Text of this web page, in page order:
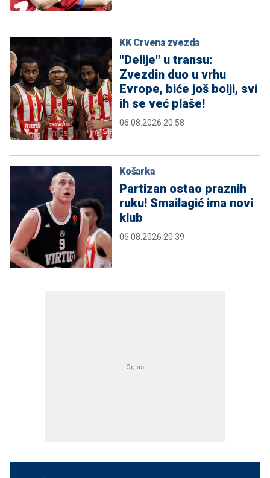
KK Crvena zvezda
"Delije" u transu:
Zvezdin duo u vrhu
Evrope, biće još bolji, svi
ih se već plaše!
06.08.2026 20:58
Košarka
Partizan ostao praznih
ruku! Smailagić ima novi
klub
06.08.2026 20:39